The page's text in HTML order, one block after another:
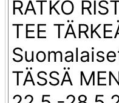
RATKO
TEE
TÄSSÄ